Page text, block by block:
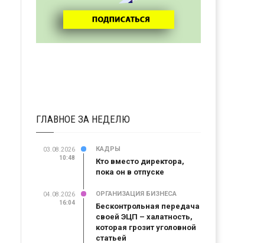
ГЛАВНОЕ ЗА НЕДЕЛЮ
03.08.2026
10:48
КАДРЫ
Кто вместо директора,
пока он в отпуске
04.08.2026
16:04
ОРГАНИЗАЦИЯ БИЗНЕСА
Бесконтрольная передача
своей ЭЦП – халатность,
которая грозит уголовной
статьей